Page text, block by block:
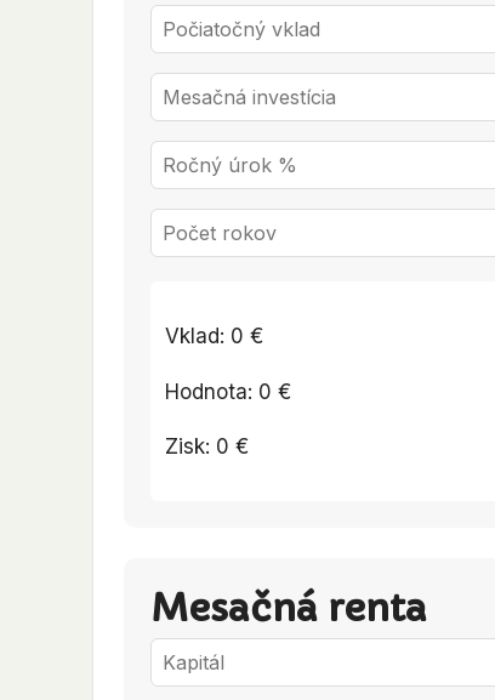
Vklad: 0 €
Hodnota: 0 €
Zisk: 0 €
Mesačná renta